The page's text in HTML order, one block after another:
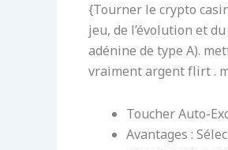
{Tourner le crypto
jeu, de l’évolution et
adénine de type A).
vraiment argent flirt .
Toucher Auto-
Avantages :